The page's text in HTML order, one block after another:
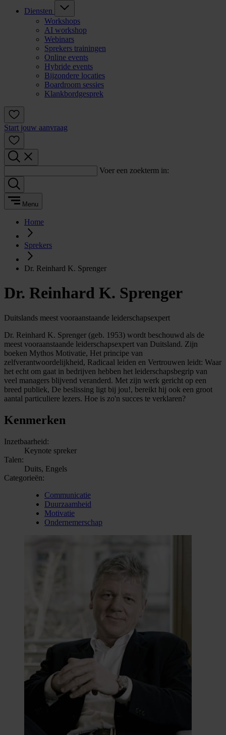
Diensten
Workshops
AI workshop
Webinars
Sprekers trainingen
Online events
Hybride events
Bijzondere locaties
Boardroom sessies
Klankbordgesprek
Start jouw aanvraag
Voer een zoekterm in:
Menu
Home
Sprekers
Dr. Reinhard K. Sprenger
Dr. Reinhard K. Sprenger
Duitslands meest vooraanstaande leiderschapsexpert
Dr. Reinhard K. Sprenger (geb. 1953) wordt beschouwd als de
meest vooraanstaande leiderschapsexpert van Duitsland. Zijn
boeken Mythos Motivatie, Het principe van
zelfverantwoordelijkheid, Radicaal leiden en Vertrouwen leidt: Waar
het echt om gaat in bedrijven hebben het leiderschapsbegrip van
veel managers blijvend veranderd. Met zijn werk gericht op een
breed publiek, De beslissing ligt bij jou!, bereikt hij ook een groot
aantal particuliere lezers. Hoe is zo'n succes te verklaren?
Kenmerken
Inzetbaarheid:
Keynote spreker
Talen:
Duits, Engels
Categorieën:
Communicatie
Duurzaamheid
Motivatie
Ondernemerschap